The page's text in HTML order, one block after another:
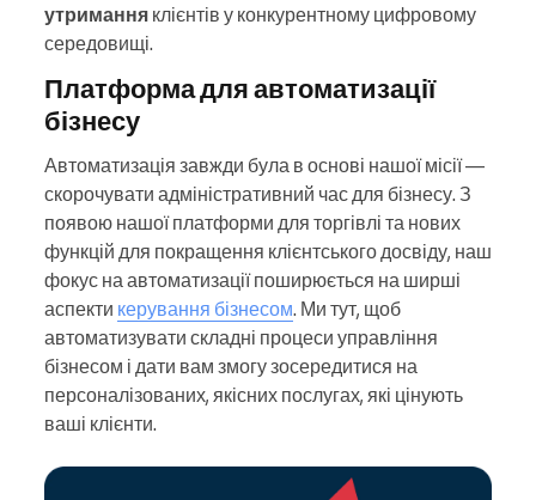
утримання клієнтів у конкурентному цифровому
середовищі.
Платформа для автоматизації
бізнесу
Автоматизація завжди була в основі нашої місії —
скорочувати адміністративний час для бізнесу. З
появою нашої платформи для торгівлі та нових
функцій для покращення клієнтського досвіду, наш
фокус на автоматизації поширюється на ширші
аспекти керування бізнесом. Ми тут, щоб
автоматизувати складні процеси управління
бізнесом і дати вам змогу зосередитися на
персоналізованих, якісних послугах, які цінують
ваші клієнти.